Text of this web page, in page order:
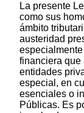
La presente
como sus
ámbito
austeridad
financiera que
entidades
especial, en
esenciales o
Públicas. Es